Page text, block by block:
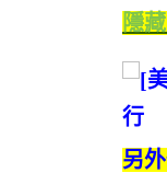
隱
另